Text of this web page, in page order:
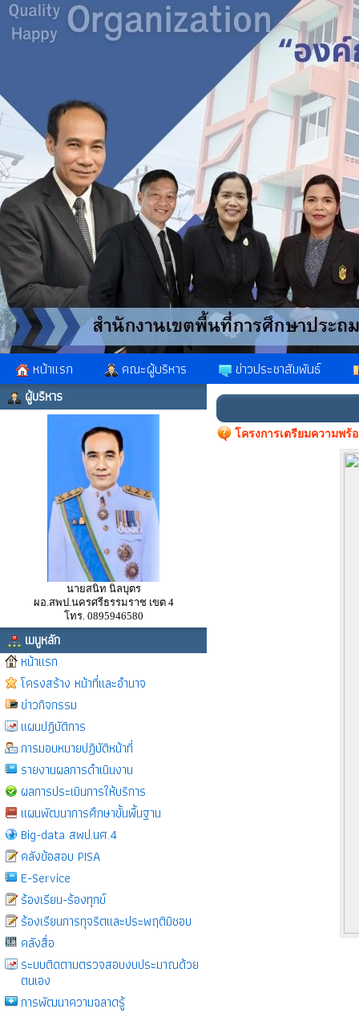
หน้าแรก คณะผู้บริหาร ข่าวประชาสัมพันธ์
ผู้บริหาร
นายสนิท นิลบุตร
ผอ.สพป.นครศรีธรรมราช เขต 4
โทร. 0895946580
เมนูหลัก
หน้าแรก
โครงสร้าง หน้าที่และอำนาจ
ข่าวกิจกรรม
แผนปฎิบัติการ
การมอบหมายปฏิบัติหน้าที่
รายงานผลการดำเนินงาน
ผลการประเมินการให้บริการ
แผนพัฒนาการศึกษาขั้นพื้นฐาน
Big-data สพป.นศ.4
คลังข้อสอบ PISA
E-Service
ร้องเรียน-ร้องทุกข์
ร้องเรียนการทุจริตและประพฤติมิชอบ
คลังสื่อ
ระบบติดตามตรวจสอบงบประมาณด้วย
ตนเอง
การพัฒนาความฉลาดรู้
โครงการเตรียมความพร้